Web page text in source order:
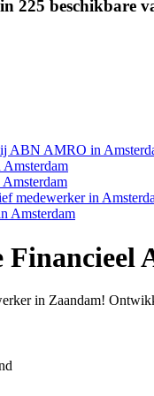
225 beschikbare
ABN AMRO in
medewerker in
Amsterdam
in Zaandam!